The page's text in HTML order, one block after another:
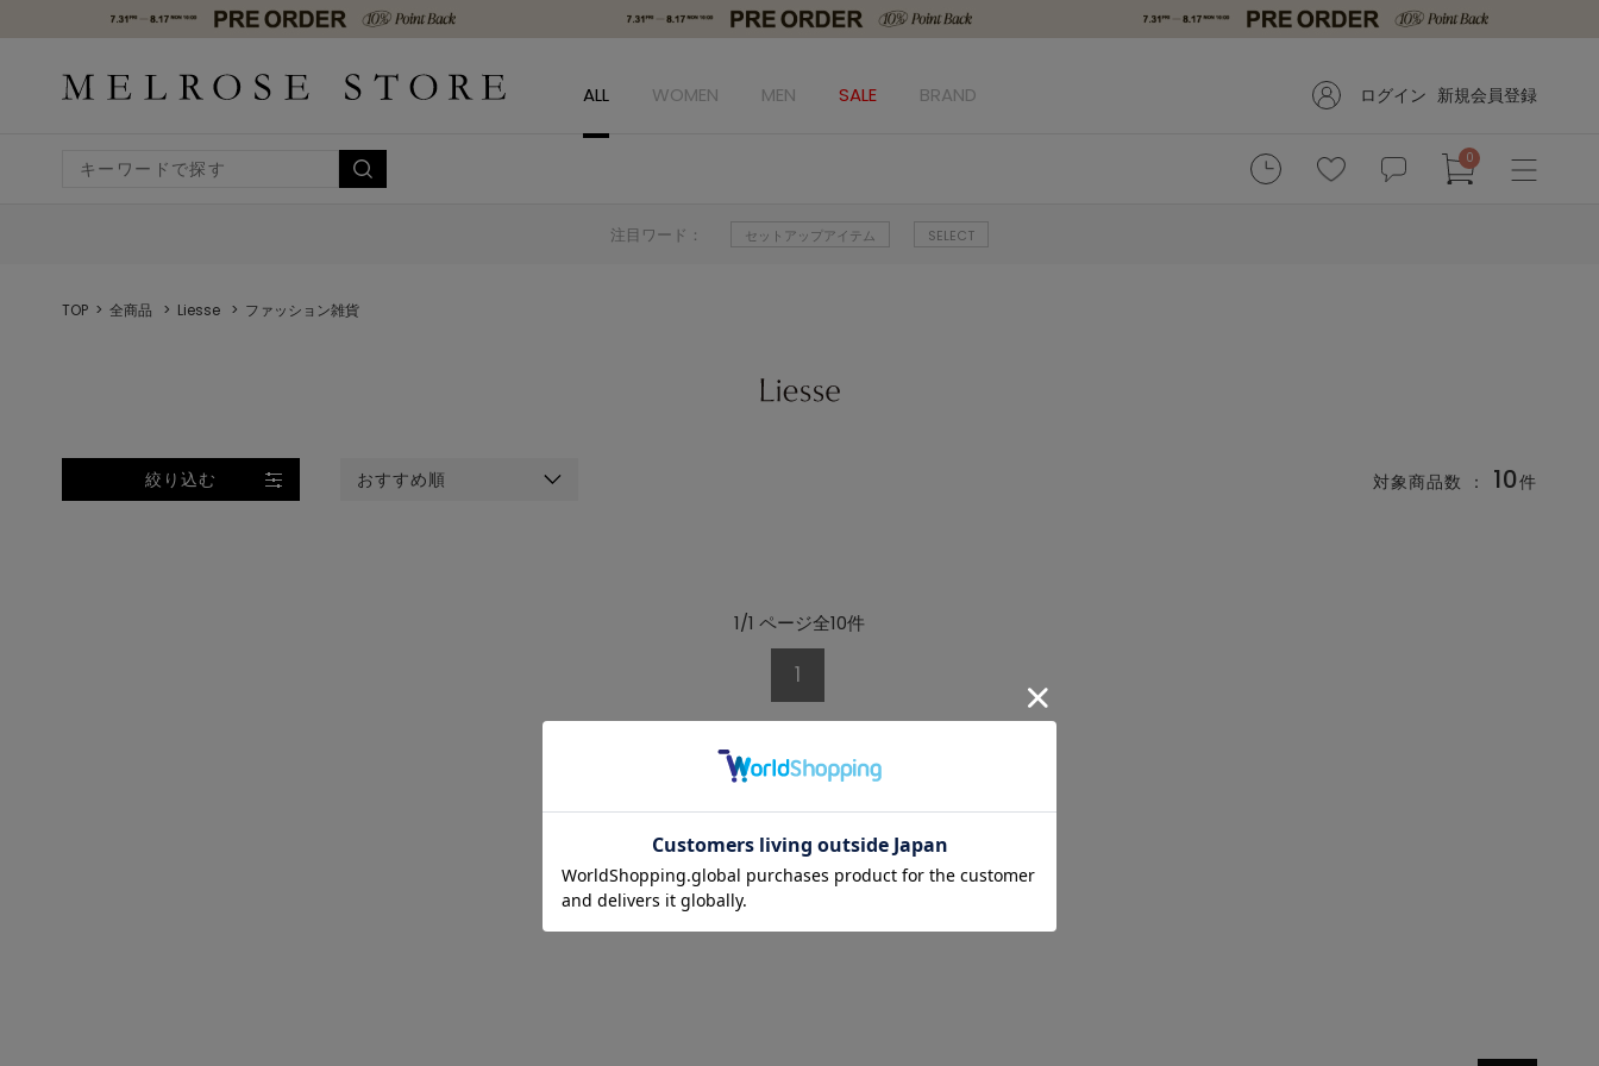
ALL WOMEN MEN SALE BRAND ログイン 新規会員登録
0
注目ワード： セットアップアイテム SELECT
TOP 全商品 Liesse ファッション雑貨
絞り込む おすすめ順 対象商品数 ： 10件
1/1 ページ全10件
1